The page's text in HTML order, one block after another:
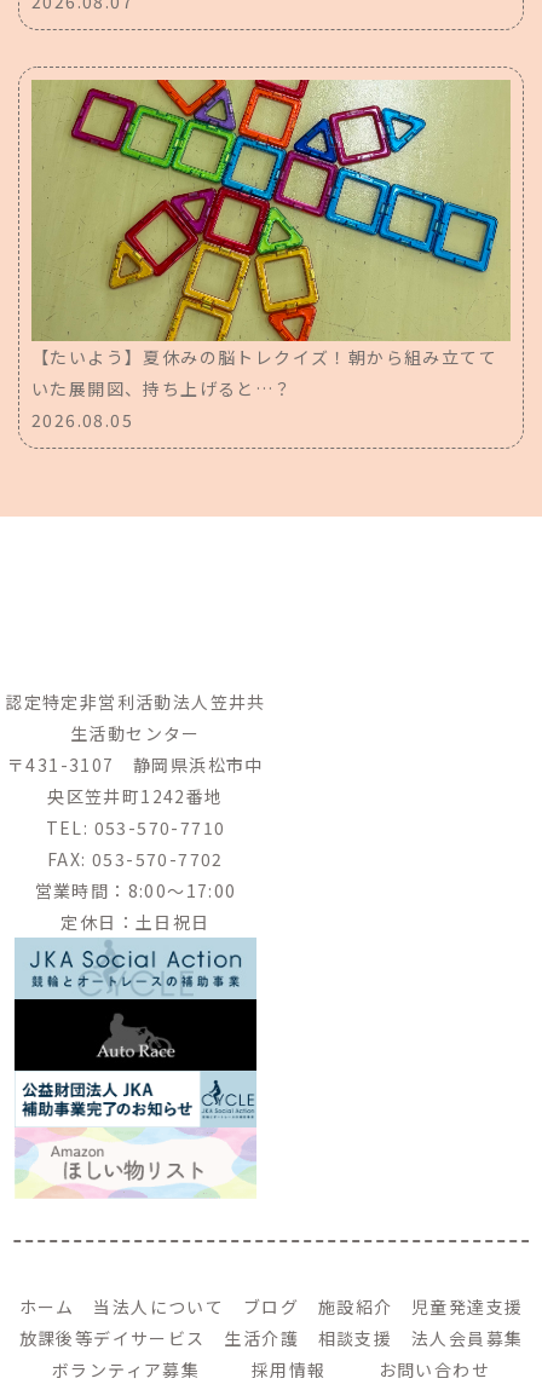
【たいよう】夏休みの脳トレクイズ！朝から組み立てて
いた展開図、持ち上げると…？
2026.08.05
認定特定非営利活動法人笠井共
生活動センター
〒431-3107　静岡県浜松市中
央区笠井町1242番地
TEL: 053-570-7710
FAX:053-570-7702
営業時間：8:00～17:00
定休日：土日祝日
ホーム 当法人について ブログ 施設紹介
児童発達支援
放課後等デイサービス
生活介護 相談支援
法人会員募集
ボランティア募集
採用情報 お問い合わせ